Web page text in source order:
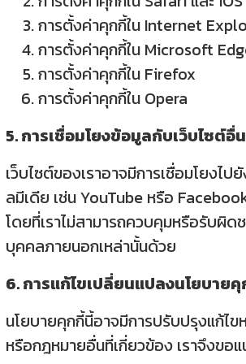
การตั้งค่าคุกกี้ใน Internet
การตั้งค่าคุกกี้ใน Microsoft
การตั้งค่าคุกกี้ใน Firefox
การตั้งค่าคุกกี้ใน Opera
5. การเชื่อมโยงข้อมูลกับเว็บไซต์อื่น
เว็บไซต์ของเราอาจมีการเชื่อมโยงไ
ลมีเดีย เช่น YouTube หรือ
โดยที่เราไม่สามารถควบคุมหรือรับผิด
บุคคลภายนอกเหล่านั้นด้วย
6. การแก้ไขเปลี่ยนแปลงนโยบาย
นโยบายคุกกี้นี้อาจมีการปรับปรุงแก้ไ
หรือกฎหมายอื่นที่เกี่ยวข้อง เราจึงขอ